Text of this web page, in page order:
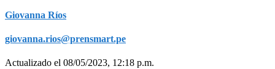
Giovanna Ríos
giovanna.rios@prensmart.pe
Actualizado el 08/05/2023, 12:18 p.m.